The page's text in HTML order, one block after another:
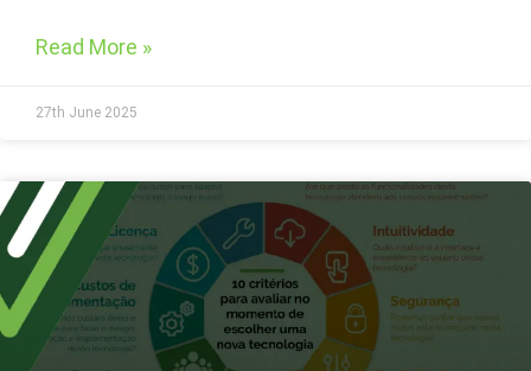
Read More »
27th June 2025